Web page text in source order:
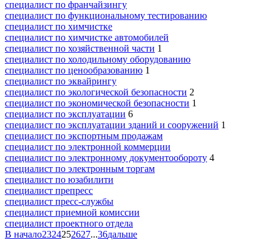
специалист по франчайзингу
специалист по функциональному тестированию
специалист по химчистке
специалист по химчистке автомобилей
специалист по хозяйственной части 1
специалист по холодильному оборудованию
специалист по ценообразованию 1
специалист по эквайрингу
специалист по экологической безопасности 2
специалист по экономической безопасности 1
специалист по эксплуатации 6
специалист по эксплуатации зданий и сооружений 1
специалист по экспортным продажам
специалист по электронной коммерции
специалист по электронному документообороту 4
специалист по электронным торгам
специалист по юзабилити
специалист препресс
специалист пресс-службы
специалист приемной комиссии
специалист проектного отдела
В начало2324252627...36дальше